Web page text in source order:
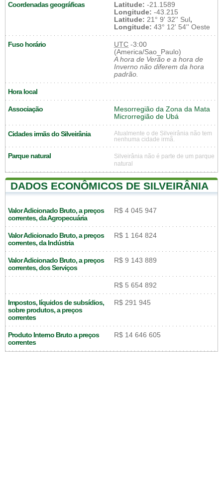
Coordenadas geográficas Latitude: -21.1589
Longitude: -43.215
Latitude: 21° 9' 32'' Sul,
Longitude: 43° 12' 54'' Oeste
Fuso horário UTC -3:00
(America/Sao_Paulo)
A hora de Verão e a hora de
Inverno não diferem da hora
padrão.
Hora local
Associação
Mesorregião da Zona da Mata
Microrregião de Ubá
Cidades irmãs do Silveirânia
Atualmente o de Silveirânia não tem
nenhuma cidade irmã.
Parque natural
Silveirânia não é parte de um parque
natural
DADOS ECONÔMICOS DE SILVEIRÂNIA
Valor Adicionado Bruto, a preços
correntes, da Agropecuária
R$ 4 045 947
Valor Adicionado Bruto, a preços
correntes, da Indústria
R$ 1 164 824
Valor Adicionado Bruto, a preços
correntes, dos Serviços
R$ 9 143 889
R$ 5 654 892
Impostos, líquidos de subsídios,
sobre produtos, a preços
correntes
R$ 291 945
Produto Interno Bruto a preços
correntes
R$ 14 646 605